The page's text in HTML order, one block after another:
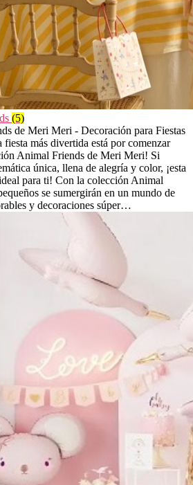
(5)
de Meri Meri - Decoración para Fiestas
fiesta más divertida está por comenzar
Animal Friends de Meri Meri! Si
única, llena de alegría y color, ¡esta
para ti! Con la colección Animal
se sumergirán en un mundo de
y decoraciones súper…